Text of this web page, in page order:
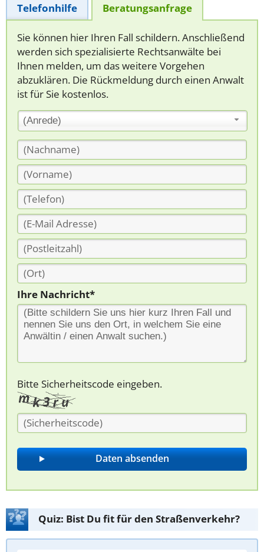
Telefonhilfe Beratungsanfrage
Sie können hier Ihren Fall schildern. Anschließend
werden sich spezialisierte Rechtsanwälte bei
Ihnen melden, um das weitere Vorgehen
abzuklären. Die Rückmeldung durch einen Anwalt
ist für Sie kostenlos.
(Anrede)
Ihre Nachricht*
Bitte Sicherheitscode eingeben.
Quiz: Bist Du fit für den Straßenverkehr?